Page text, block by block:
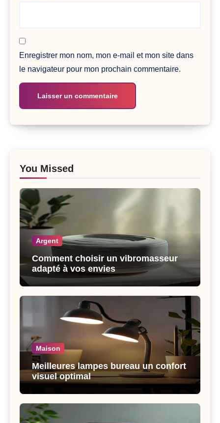
Enregistrer mon nom, mon e-mail et mon site dans
le navigateur pour mon prochain commentaire.
You Missed
Argent
Comment choisir un vibromasseur
adapté à vos envies
Maison
Meilleures lampes bureau un confort
visuel optimal